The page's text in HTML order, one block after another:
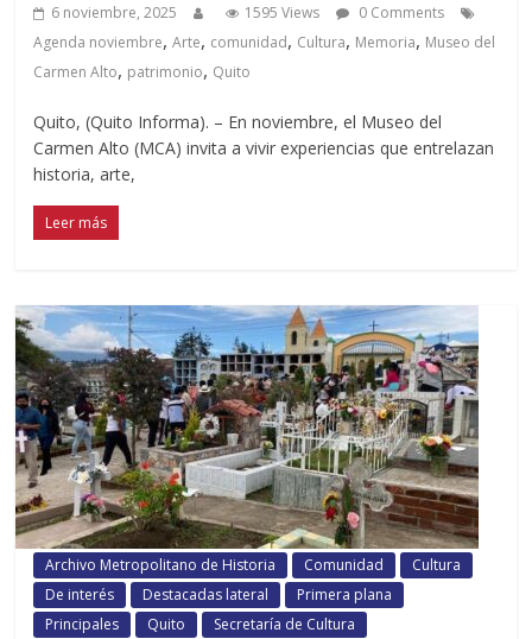
6 noviembre, 2025 1595 Views
0 Comments
Agenda noviembre,Arte, comunidad, Cultura, Memoria, Museo del
Carmen Alto, patrimonio, Quito
Quito, (Quito Informa). – En noviembre, el Museo del
Carmen Alto (MCA) invita a vivir experiencias que entrelazan
historia, arte,
Leer más
Archivo Metropolitano de Historia Comunidad
Cultura
De interés
Destacadas lateral
Primera plana
Principales
Quito Secretaría de Cultura